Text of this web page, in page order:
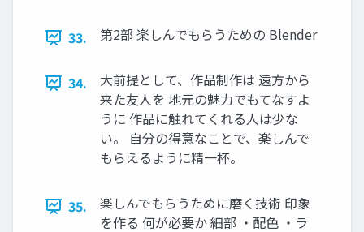
33. 第2部 楽しんでもらうための Blender
34.
大前提として、作品制作は 遠方から
来た友人を 地元の魅力でもてなすよ
うに 作品に触れてくれる人は少な
い。 自分の得意なことで、楽しんで
もらえるように精一杯。
35.
楽しんでもらうために磨く技術 印象
を作る 何が必要か 細部 ・配色 ・ラ